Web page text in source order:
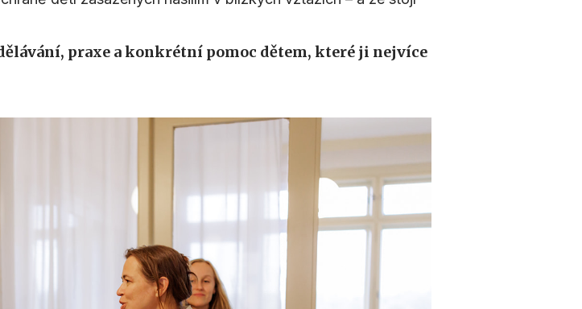
praxe a konkrétní pomoc dětem, které ji nejvíce